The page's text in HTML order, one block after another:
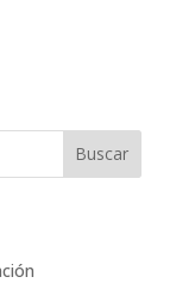
Buscar